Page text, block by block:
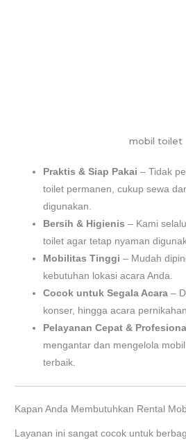
mobil toilet
Praktis & Siap Pakai – Tidak
toilet permanen, cukup sewa
digunakan.
Bersih & Higienis – Kami
toilet agar tetap nyaman
Mobilitas Tinggi – Mudah
kebutuhan lokasi acara Anda.
Cocok untuk Segala Acara –
konser, hingga acara
Pelayanan Cepat & Profesional
mengantar dan mengelola
terbaik.
Kapan Anda Membutuhkan Rental
Layanan ini sangat cocok untuk